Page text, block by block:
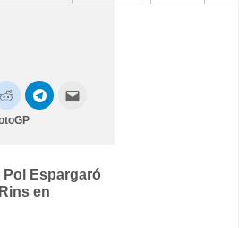
Pol Espargaró
en